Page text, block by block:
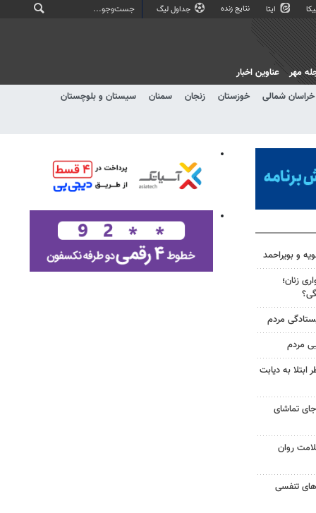
ایتا نتایج زنده جداول لیگ
خراسان شمالی خوزستان زنجان سمنان
سیستان و بلوچستان
مهر عناوین اخبار
و بویراحمد
زنان؛
مردم
مردم
به دیابت
تماشای
روان
تنفسی